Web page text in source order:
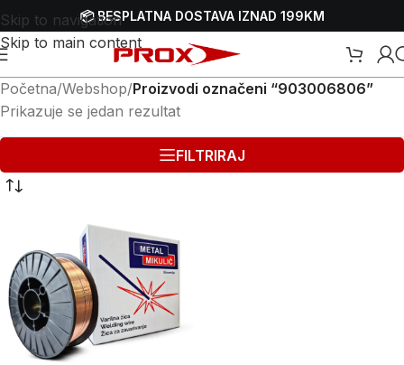
Skip to navigation
Skip to main content
📦 BESPLATNA DOSTAVA IZNAD 199KM
Početna/Webshop/Proizvodi označeni “903006806”
Prikazuje se jedan rezultat
FILTRIRAJ